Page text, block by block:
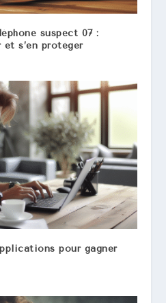
suspect 07 :
s’en protéger
pour gagner